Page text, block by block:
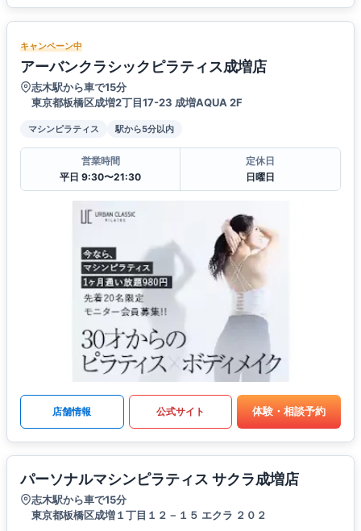
キャンペーン中
アーバンクラシックピラティス成増店
志木駅から車で15分
東京都板橋区成増2丁目17-23 成増AQUA 2F
マシンピラティス 駅から5分以内
営業時間
平日 9:30〜21:30
定休日
日曜日
店舗情報 公式サイト 体験・相談予約
パーソナルマシンピラティス サクラ成増店
志木駅から車で15分
東京都板橋区成増１丁目１２－１５ エクラ ２０２